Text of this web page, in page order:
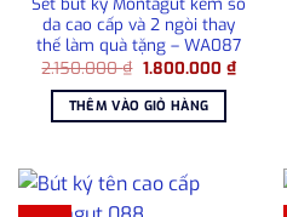
da cao cấp và 2 ngòi thay
thế làm quà tặng – WA087
2.150.000₫ Giá
là:
2.150.000 ₫.
1.800.000 ₫Giá
hiện
THÊM VÀO GIỎ HÀNG